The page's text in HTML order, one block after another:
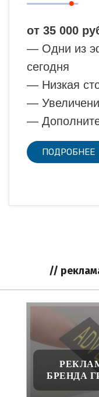
от 35 000
— Одни из
сегодня
— Низкая
—
—
ПОДРОБНЕЕ
//
БРЕНДА